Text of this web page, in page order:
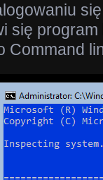
się
Command